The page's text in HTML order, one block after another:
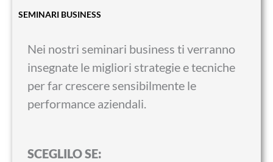
SEMINARI BUSINESS
Nei nostri seminari business ti verranno
insegnate le migliori strategie e tecniche
per far crescere sensibilmente le
performance aziendali.
SCEGLILO SE: